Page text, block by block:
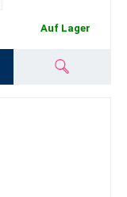
Auf Lager